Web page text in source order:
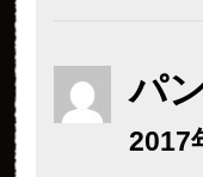
パ
2017